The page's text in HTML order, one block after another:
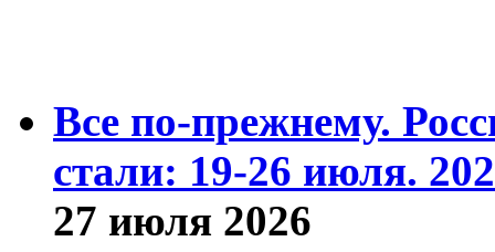
Все по-прежнему.
стали: 19-26 июля.
27 июля 2026